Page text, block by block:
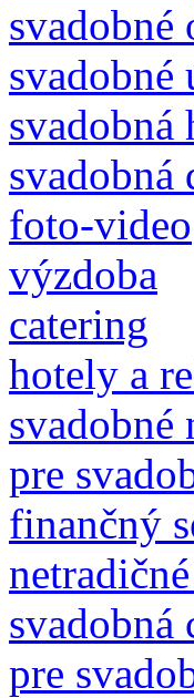
svadobné
svadobné
svadobná
svadobná
foto-video
výzdoba
catering
hotely a
svadobné
pre
finančný
svadobná
pre